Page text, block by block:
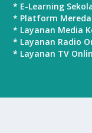
* E-Learning
* Platform
* Layanan Media
* Layanan Radio
* Layanan TV